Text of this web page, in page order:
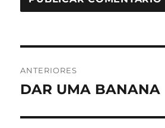
de
ANTERIORES
Post
DAR UMA BANANA